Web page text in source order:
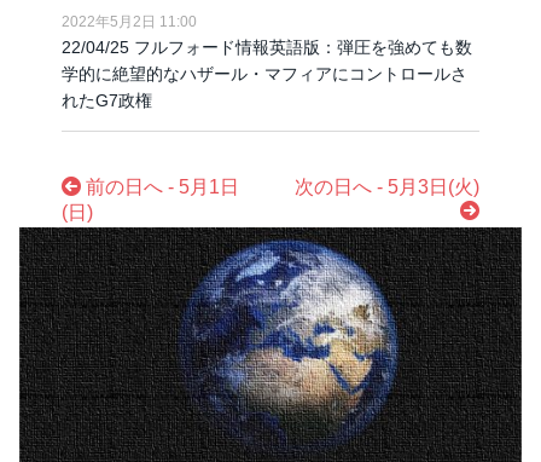
2022年5月2日 11:00
22/04/25 フルフォード情報英語版：弾圧を強めても数
学的に絶望的なハザール・マフィアにコントロールさ
れたG7政権
前の日へ - 5月1日
(日)
次の日へ - 5月3日(火)